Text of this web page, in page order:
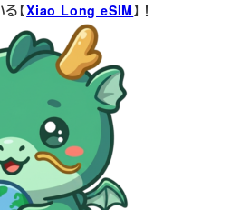
【Xiao Long eSIM】！